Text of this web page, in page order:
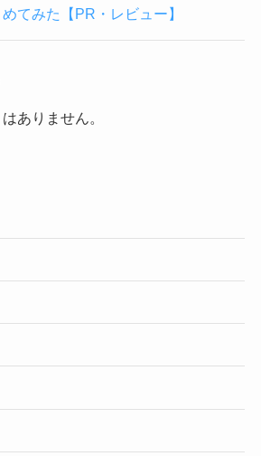
てみた【PR・レビュー】
ありません。